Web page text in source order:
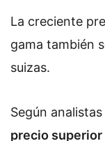
La creciente
gama también
suizas.
Según
precio